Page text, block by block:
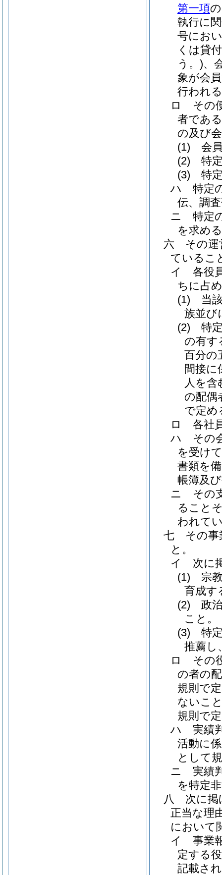
第一項
執行に
号にお
くは貸
う。)、
象が会
行われ
ロ
その
者であ
の及び
(1)
会
(2)
特
(3)
特
ハ
特定
伝、調
ニ
特定
を求め
六
その
ているこ
イ
各役
ちに占
(1)
当
族並び
(2)
特
の有す
百分の
間接に
人を含
の配偶
で定め
ロ
各社
ハ
その
を受け
書類を
帳簿及
ニ
その
ること
われて
七
その
と。
イ
次に
(1)
宗
育成す
(2)
政
こと。
(3)
特
推薦し
ロ
その
の者の
規則で
ないこ
規則で
ハ
実績
活動に
として
ニ
実績
を特定
八
次に
正当な理
において
イ
事業
定する
記載さ